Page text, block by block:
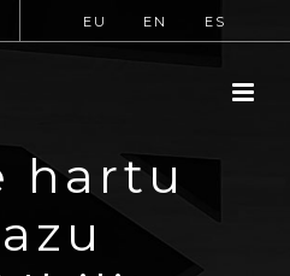
EU EN ES
hartu